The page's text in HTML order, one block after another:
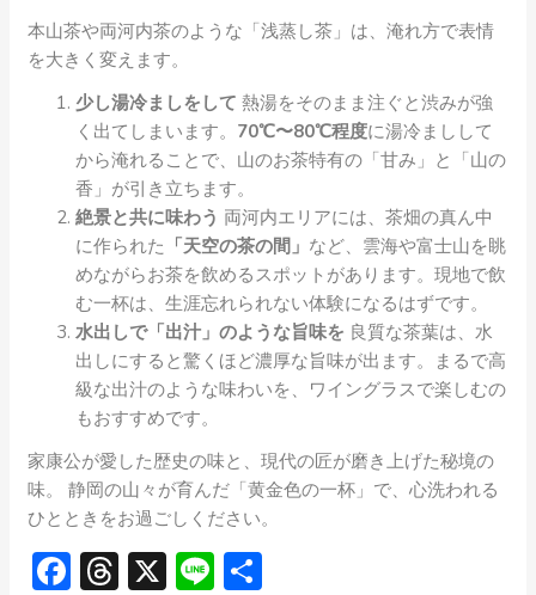
本山茶や両河内茶のような「浅蒸し茶」は、淹れ方で表情
を大きく変えます。
少し湯冷ましをして 熱湯をそのまま注ぐと渋みが強
く出てしまいます。 70℃〜80℃程度に湯冷ましして
から淹れることで、山のお茶特有の「甘み」と「山の
香」が引き立ちます。
絶景と共に味わう 両河内エリアには、茶畑の真ん中
に作られた 「天空の茶の間」 など、雲海や富士山を眺
めながらお茶を飲めるスポットがあります。現地で飲
む一杯は、生涯忘れられない体験になるはずです。
水出しで「出汁」のような旨味を 良質な茶葉は、水
出しにすると驚くほど濃厚な旨味が出ます。まるで高
級な出汁のような味わいを、ワイングラスで楽しむの
もおすすめです。
家康公が愛した歴史の味と、現代の匠が磨き上げた秘境の
味。 静岡の山々が育んだ「黄金色の一杯」で、心洗われる
ひとときをお過ごしください。
Facebook
Threads
X Line